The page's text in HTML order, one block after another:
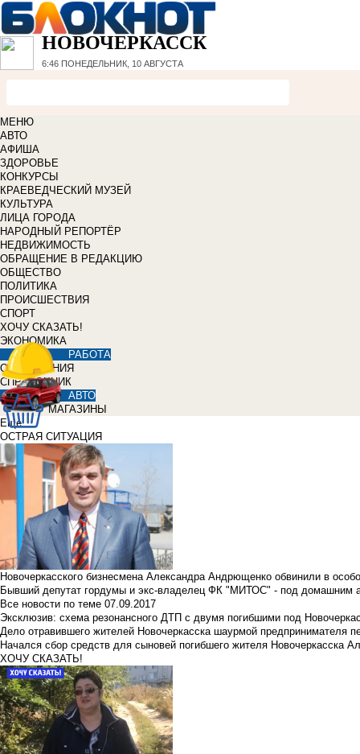
НОВОЧЕРКАССК
6:46 ПОНЕДЕЛЬНИК, 10 АВГУСТА
МЕНЮ
АВТО
АФИША
ЗДОРОВЬЕ
КОНКУРСЫ
КРАЕВЕДЧЕСКИЙ МУЗЕЙ
КУЛЬТУРА
ЛИЦА ГОРОДА
НАРОДНЫЙ РЕПОРТЁР
НЕДВИЖИМОСТЬ
ОБРАЩЕНИЕ В РЕДАКЦИЮ
ОБЩЕСТВО
ПОЛИТИКА
ПРОИСШЕСТВИЯ
СПОРТ
ХОЧУ СКАЗАТЬ!
ЭКОНОМИКА
РАБОТА
ОБЪЯВЛЕНИЯ
СПРАВОЧНИК
АВТО
МАГАЗИНЫ
Еще
ОСТРАЯ СИТУАЦИЯ
Новочеркасского бизнесмена Александра Андрющенко обвинили в
Бывший депутат гордумы и экс-владелец ФК "МИТОС" - под домашним
Все новости по теме 07.09.2017
Эксклюзив: схема резонансного ДТП с двумя погибшими под
Дело отравившего жителей Новочеркасска шаурмой предпринимателя
Начался сбор средств для сыновей погибшего жителя Новочеркасска
ХОЧУ СКАЗАТЬ!